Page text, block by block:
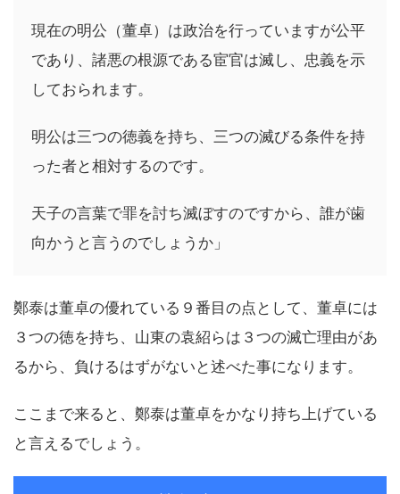
現在の明公（董卓）は政治を行っていますが公平
であり、諸悪の根源である宦官は滅し、忠義を示
しておられます。
明公は三つの徳義を持ち、三つの滅びる条件を持
った者と相対するのです。
天子の言葉で罪を討ち滅ぼすのですから、誰が歯
向かうと言うのでしょうか」
鄭泰は董卓の優れている９番目の点として、董卓には
３つの徳を持ち、山東の袁紹らは３つの滅亡理由があ
るから、負けるはずがないと述べた事になります。
ここまで来ると、鄭泰は董卓をかなり持ち上げている
と言えるでしょう。